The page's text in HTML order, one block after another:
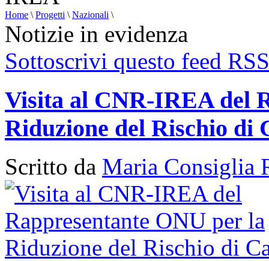
Home \ Progetti \ Nazionali \
Notizie in evidenza
Sottoscrivi questo feed RSS
Visita al CNR-IREA del
Riduzione del Rischio di
Scritto da Maria Consiglia